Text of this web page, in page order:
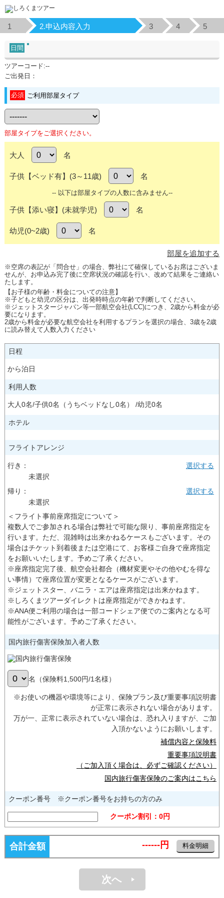
1 2.申込内容入力 3 4 5
日間
ツアーコード:--
ご出発日：
ご利用部屋タイプ
必須
部屋タイプをご選択ください。
大人 名
子供【ベッド有】(3～11歳) 名
-- 以下は部屋タイプの人数に含みません--
子供【添い寝】(未就学児) 名
幼児(0~2歳) 名
部屋を追加する
※空席の表記が「問合せ」の場合、弊社にて確保しているお席はございま
せんが、お申込み完了後に空席状況の確認を行い、改めて結果をご連絡い
たします。
【お子様の年齢・料金についての注意】
※子どもと幼児の区分は、出発時時点の年齢で判断してください。
※ジェットスタージャパン等一部航空会社(LCC)につき、2歳から料金が必
要になります。
2歳から料金が必要な航空会社を利用するプランを選択の場合、3歳を2歳
に読み替えて人数入力ください
日程
から泊日
利用人数
大人0名/子供0名（うちベッドなし0名） /幼児0名
ホテル
フライトアレンジ
行き：
未選択
選択する
帰り：
未選択
選択する
＜フライト事前座席指定について＞
複数人でご参加される場合は弊社で可能な限り、事前座席指定を
行います。ただ、混雑時は出来かねるケースもございます。その
場合はチケット到着後または空港にて、お客様ご自身で座席指定
をお願いいたします。予めご了承ください。
※座席指定完了後、航空会社都合（機材変更やその他やむを得な
い事情）で座席位置が変更となるケースがございます。
※ジェットスター、バニラ・エアは座席指定は出来かねます。
※しろくまツアーダイレクトは座席指定ができかねます。
※ANA便ご利用の場合は一部コードシェア便でのご案内となる可
能性がございます。予めご了承ください。
国内旅行傷害保険加入者人数
名（保険料1,500円/1名様）
※お使いの機器や環境等により、保険プラン及び重要事項説明書
が正常に表示されない場合があります。
万が一、正常に表示されていない場合は、恐れ入りますが、ご加
入頂かないようにお願いします。
補償内容と保険料
重要事項説明書
（ご加入頂く場合は、必ずご確認ください）
国内旅行傷害保険のご案内はこちら
クーポン番号 ※クーポン番号をお持ちの方のみ
クーポン割引： 0円
合計金額 ------円 料金明細
次へ